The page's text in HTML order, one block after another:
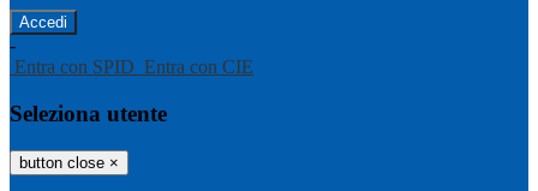
-
Entra con SPID Entra con CIE
Seleziona utente
button close ×